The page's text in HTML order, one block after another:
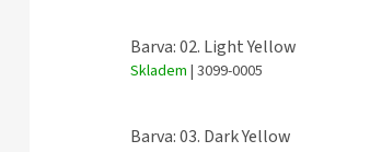
Barva: 02. Light Yellow
Skladem | 3099-0005
Barva: 03. Dark Yellow